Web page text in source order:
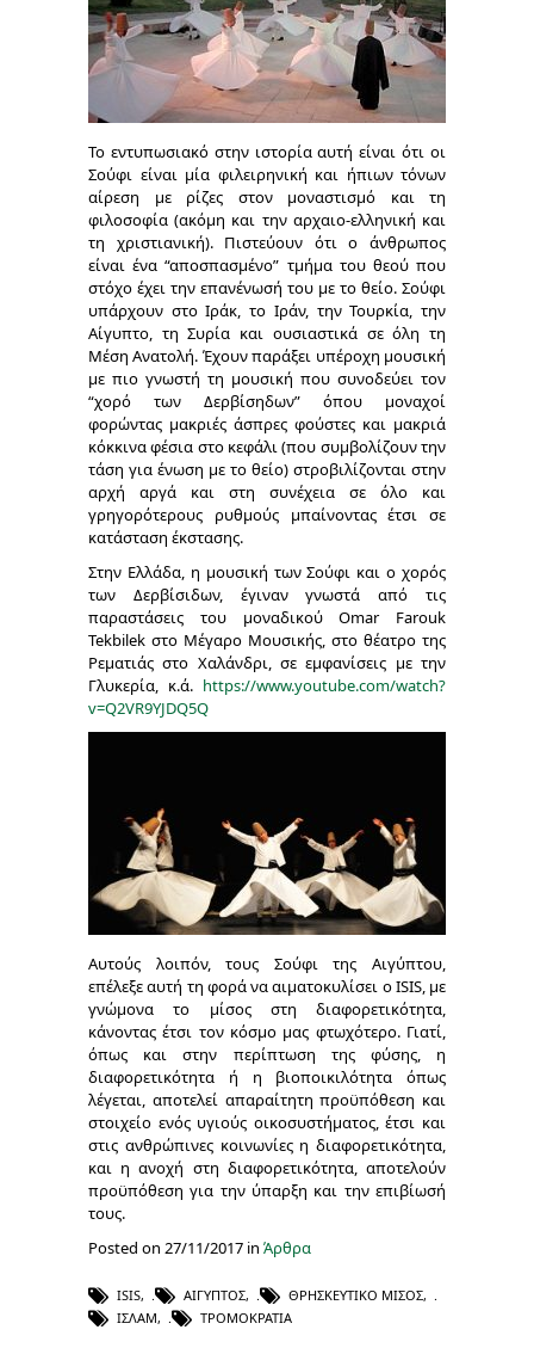
Το εντυπωσιακό στην ιστορία αυτή είναι ότι οι
Σούφι είναι μία φιλειρηνική και ήπιων τόνων
αίρεση με ρίζες στον μοναστισμό και τη
φιλοσοφία (ακόμη και την αρχαιο-ελληνική και
τη χριστιανική). Πιστεύουν ότι ο άνθρωπος
είναι ένα “αποσπασμένο” τμήμα του θεού που
στόχο έχει την επανένωσή του με το θείο. Σούφι
υπάρχουν στο Ιράκ, το Ιράν, την Τουρκία, την
Αίγυπτο, τη Συρία και ουσιαστικά σε όλη τη
Μέση Ανατολή. Έχουν παράξει υπέροχη μουσική
με πιο γνωστή τη μουσική που συνοδεύει τον
“χορό των Δερβίσηδων” όπου μοναχοί
φορώντας μακριές άσπρες φούστες και μακριά
κόκκινα φέσια στο κεφάλι (που συμβολίζουν την
τάση για ένωση με το θείο) στροβιλίζονται στην
αρχή αργά και στη συνέχεια σε όλο και
γρηγορότερους ρυθμούς μπαίνοντας έτσι σε
κατάσταση έκστασης.
Στην Ελλάδα, η μουσική των Σούφι και ο χορός
των Δερβίσιδων, έγιναν γνωστά από τις
παραστάσεις του μοναδικούOmar Farouk
Tekbilek στο Μέγαρο Μουσικής, στο θέατρο της
Ρεματιάς στο Χαλάνδρι, σε εμφανίσεις με την
Γλυκερία, κ.ά. https://www.youtube.com/watch?
v=Q2VR9YJDQ5Q
Αυτούς λοιπόν, τους Σούφι της Αιγύπτου,
επέλεξε αυτή τη φορά να αιματοκυλίσει οISIS, με
γνώμονα το μίσος στη διαφορετικότητα,
κάνοντας έτσι τον κόσμο μας φτωχότερο. Γιατί,
όπως και στην περίπτωση της φύσης, η
διαφορετικότητα ή η βιοποικιλότητα όπως
λέγεται, αποτελεί απαραίτητη προϋπόθεση και
στοιχείο ενός υγιούς οικοσυστήματος, έτσι και
στις ανθρώπινες κοινωνίες η διαφορετικότητα,
και η ανοχή στη διαφορετικότητα, αποτελούν
προϋπόθεση για την ύπαρξη και την επιβίωσή
τους.
Posted on 27/11/2017 in Άρθρα
ISIS, ΑΊΓΥΠΤΟΣ, ΘΡΗΣΚΕΥΤΙΚΌ ΜΊΣΟΣ,
ΙΣΛΆΜ, ΤΡΟΜΟΚΡΑΤΊΑ